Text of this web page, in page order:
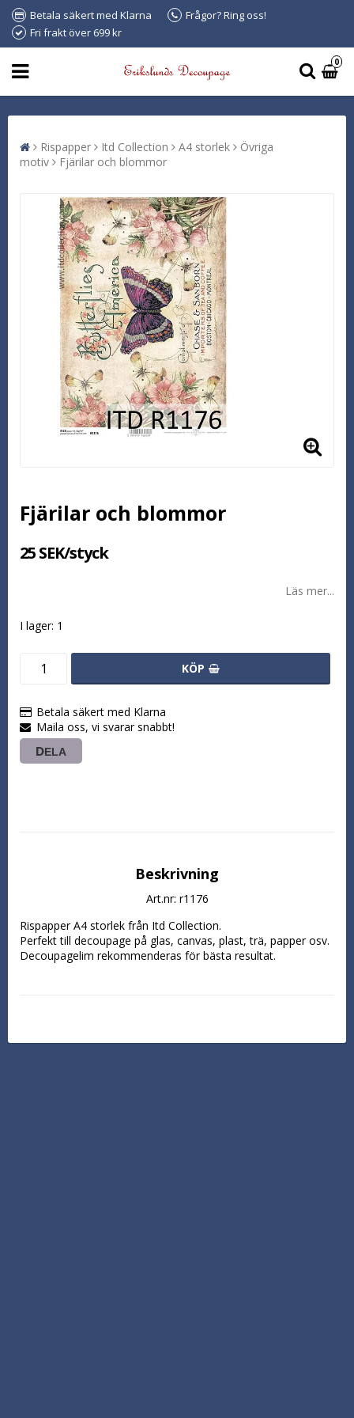
Betala säkert med Klarna
Frågor? Ring oss!
Fri frakt över 699 kr
0
Rispapper Itd Collection A4 storlek
Övriga
motiv
Fjärilar och blommor
Fjärilar och blommor
25 SEK/styck
Läs mer...
I lager: 1
KÖP
Betala säkert med Klarna
Maila oss, vi svarar snabbt!
DELA
Beskrivning
Art.nr: r1176
Rispapper A4 storlek från Itd Collection.
Perfekt till decoupage på glas, canvas, plast, trä, papper osv.
Decoupagelim rekommenderas för bästa resultat.